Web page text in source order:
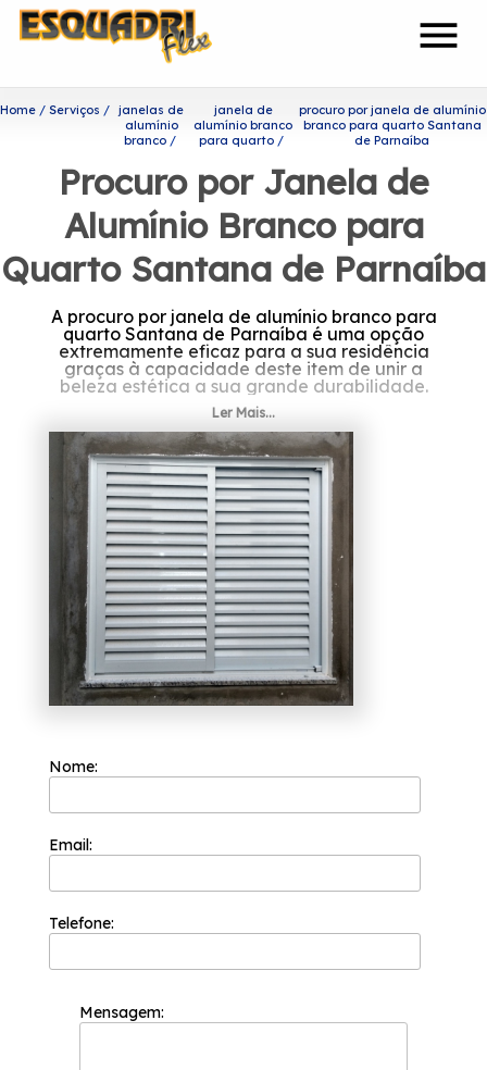
menu
Home Serviços
janelas de
alumínio
branco
janela de
alumínio branco
para quarto
procuro por janela de alumínio
branco para quarto Santana
de Parnaíba
Procuro por Janela de
Alumínio Branco para
Quarto Santana de Parnaíba
A procuro por janela de alumínio branco para
quarto Santana de Parnaíba é uma opção
extremamente eficaz para a sua residência
graças à capacidade deste item de unir a
beleza estética a sua grande durabilidade.
Onde encontrar procuro por
janela de alumínio branco
para quarto Santana de
Parnaíba?
Prezando por trabalhar sempre com os seus
valores principais como o comprometimento
com os resultados e empatia com os desejos
do cliente, a Esquadriflex é uma das
empresas mais bem cotadas do segmento de
esquadrias. Isso porque ela tem a sua
organização focada nos resultados positivos
e na segurança.
Se está precisando de procuro por janela de
ser encontrada por meio da empresa
ALUMÍNIO, PORTA BALCÃO ALUMÍNIO. Não
profissionais.
Ler Mais...
Nome:
Email:
Telefone:
Mensagem: